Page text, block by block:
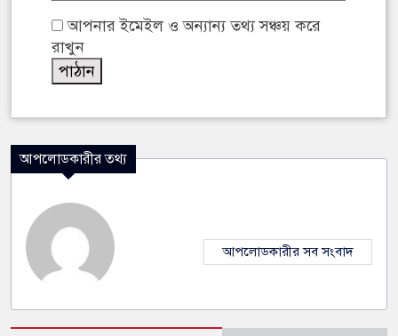
আপনার ইমেইল ও অন্যান্য তথ্য সঞ্চয় করে
রাখুন
আপলোডকারীর তথ্য
আপলোডকারীর সব সংবাদ